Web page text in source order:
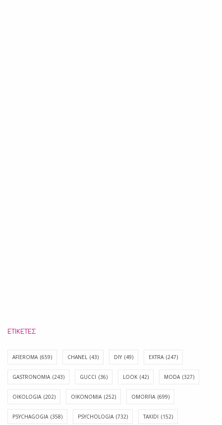
ΕΤΙΚΈΤΕΣ
AFIEROMA (659) CHANEL (43) DIY (49) EXTRA (247)
GASTRONOMIA (243) GUCCI (36) LOOK (42) MODA (327)
OIKOLOGIA (202) OIKONOMIA (252) OMORFIA (699)
PSYCHAGOGIA (358) PSYCHOLOGIA (732) TAXIDI (152)